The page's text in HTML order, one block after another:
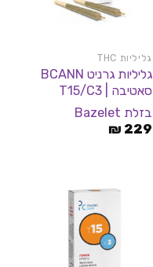
גליליות THC
גליליות גרניט BCANN
סאטיבה | T15/C3
בזלת Bazelet
229
₪